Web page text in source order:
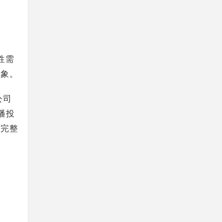
需
。
投
整